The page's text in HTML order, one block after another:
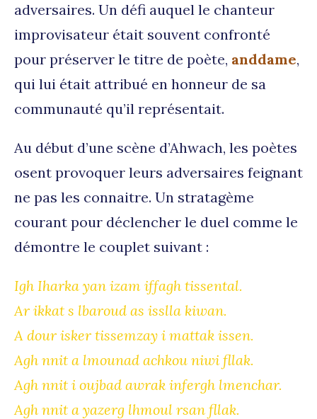
adversaires. Un défi auquel le chanteur
improvisateur était souvent confronté
pour préserver le titre de poète, anddame,
qui lui était attribué en honneur de sa
communauté qu’il représentait.
Au début d’une scène d’Ahwach, les poètes
osent provoquer leurs adversaires feignant
ne pas les connaitre. Un stratagème
courant pour déclencher le duel comme le
démontre le couplet suivant :
Igh Iharka yan izam iffagh tissental.
Ar ikkat s lbaroud as isslla kiwan.
A dour isker tissemzay i mattak issen.
Agh nnit a lmounad achkou niwi fllak.
Agh nnit i oujbad awrak infergh lmenchar.
Agh nnit a yazerg lhmoul rsan fllak.